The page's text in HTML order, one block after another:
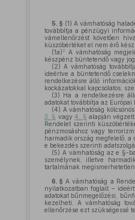
5. § (1) A vámhatóság
továbbítja a pénzügyi
vámellenőrzést követően
küszöbértéket el nem érő
(1a) 2 A vámhatóság
készpénz büntetendő vagy
(2) A vámhatóság
ideértve a büntetendő
rendelkezésre álló
kockázatokkal kapcsolatos,
(3) Ha a rendelkezésre
adatokat továbbítja az
(4) A vámhatóság
3. § vagy4. § alapján
Rendelet szerinti
pénzmosáshoz vagy
harmadik ország megfelelő,
e bekezdés szerinti
(5) A vámhatóság az e §-
személynek, illetve
tartalmának
6. § A vámhatóság a
nyilatkozatban foglalt –
adatokat bűnmegelőzési,
kezelheti. A vámhatóság
ellenőrzése ezt szükségessé